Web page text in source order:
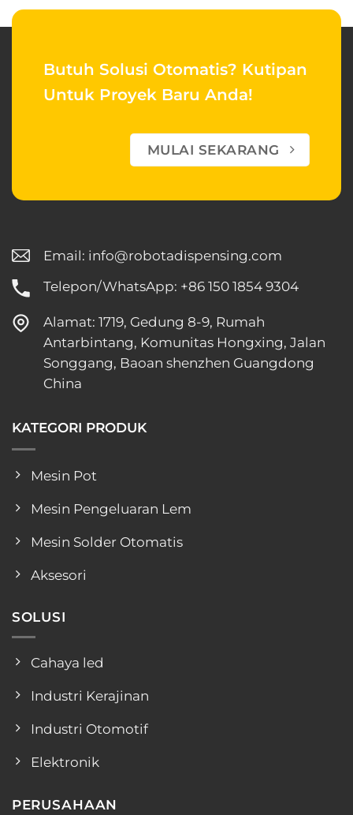
Butuh Solusi Otomatis? Kutipan
Untuk Proyek Baru Anda!
MULAI SEKARANG
Email: info@robotadispensing.com
Telepon/WhatsApp: +86 150 1854 9304
Alamat: 1719, Gedung 8-9, Rumah
Antarbintang, Komunitas Hongxing, Jalan
Songgang, Baoan shenzhen Guangdong
China
KATEGORI PRODUK
Mesin Pot
Mesin Pengeluaran Lem
Mesin Solder Otomatis
Aksesori
SOLUSI
Cahaya led
Industri Kerajinan
Industri Otomotif
Elektronik
PERUSAHAAN